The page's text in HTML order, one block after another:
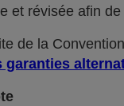
et révisée afin
de la Convention